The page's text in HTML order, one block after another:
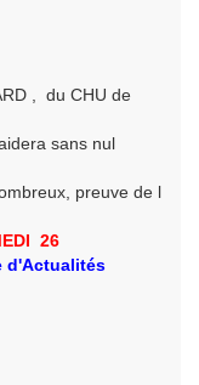
, du CHU de
sans nul
preuve de l
26
d'Actualités